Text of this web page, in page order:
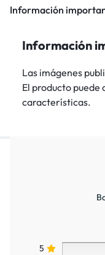
Información
Información
Las imágenes
El producto
características.
5